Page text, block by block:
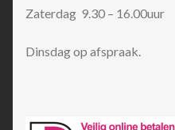
Zaterdag 9.30 – 16.00uur
Dinsdag op afspraak.